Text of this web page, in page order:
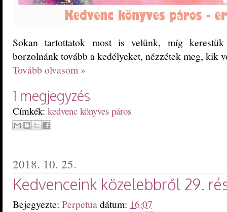
Sokan tartottatok most is velünk, míg
borzolnánk tovább a kedélyeket, nézzétek meg, kik
Tovább olvasom »
1 megjegyzés
Címkék: kedvenc könyves páros
2018. 10. 25.
Kedvenceink közelebbről 29.
Bejegyezte: Perpetuadátum: 16:07